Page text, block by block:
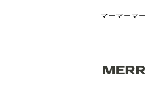
マーマーマー